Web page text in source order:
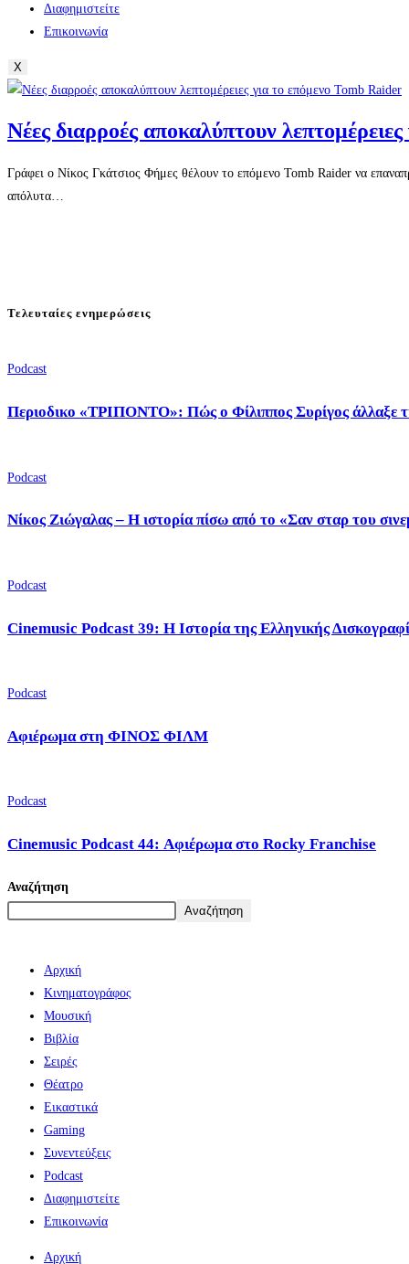
Διαφημιστείτε
Επικοινωνία
X
Νέες διαρροές αποκαλύπτουν
Γράφει ο Νίκος Γκάτσιος Φήμες θέλουν το επόμενο Tomb Raider να
απόλυτα…
Τελευταίες ενημερώσεις
Podcast
Περιοδικο «ΤΡΙΠΟΝΤΟ»: Πώς ο Φίλιππος Συρίγος άλλαξε
Podcast
Νίκος Ζιώγαλας – Η ιστορία πίσω από το «Σαν σταρ του
Podcast
Cinemusic Podcast 39: Η Ιστορία της Ελληνικής
Podcast
Αφιέρωμα στη ΦΙΝΟΣ ΦΙΛΜ
Podcast
Cinemusic Podcast 44: Αφιέρωμα στο Rocky Franchise
Αναζήτηση
Αναζήτηση
Αρχική
Κινηματογράφος
Μουσική
Βιβλία
Σειρές
Θέατρο
Εικαστικά
Gaming
Συνεντεύξεις
Podcast
Διαφημιστείτε
Επικοινωνία
Αρχική